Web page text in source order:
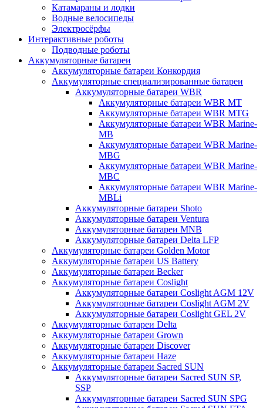
Катамараны и лодки
Водные велосипеды
Электросёрфы
Интерактивные роботы
Подводные роботы
Аккумуляторные батареи
Аккумуляторные батареи Конкордия
Аккумуляторные специализированные батареи
Аккумуляторные батареи WBR
Аккумуляторные батареи WBR MT
Аккумуляторные батареи WBR MTG
Аккумуляторные батареи WBR Marine-
MB
Аккумуляторные батареи WBR Marine-
MBG
Аккумуляторные батареи WBR Marine-
MBC
Аккумуляторные батареи WBR Marine-
MBLi
Аккумуляторные батареи Shoto
Аккумуляторные батареи Ventura
Аккумуляторные батареи MNB
Аккумуляторные батареи Delta LFP
Аккумуляторные батареи Golden Motor
Аккумуляторные батареи US Battery
Аккумуляторные батареи Becker
Аккумуляторные батареи Coslight
Аккумуляторные батареи Coslight AGM 12V
Аккумуляторные батареи Coslight AGM 2V
Аккумуляторные батареи Coslight GEL 2V
Аккумуляторные батареи Delta
Аккумуляторные батареи Grown
Аккумуляторные батареи Discover
Аккумуляторные батареи Haze
Аккумуляторные батареи Sacred SUN
Аккумуляторные батареи Sacred SUN SP,
SSP
Аккумуляторные батареи Sacred SUN SPG